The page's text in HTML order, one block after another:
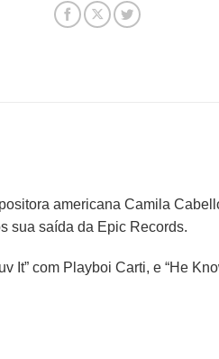
americana Camila
sua saída da Epic Records.
It” com Playboi Carti, e “He